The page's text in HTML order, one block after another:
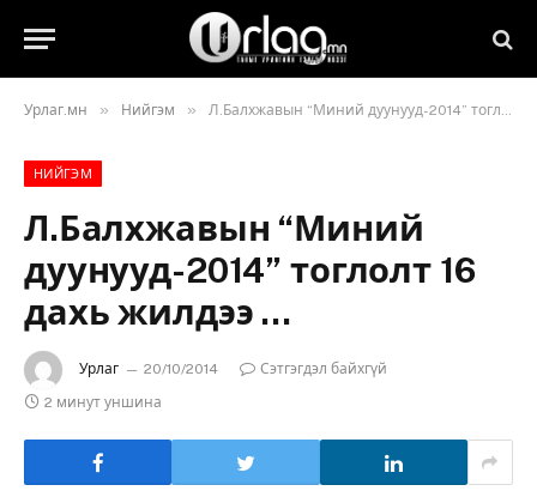
Урлаг.мн » Нийгэм » Л.Балхжавын “Миний дуунууд-2014” тоглолт 16 дахь жилдээ …
НИЙГЭМ
Л.Балхжавын “Миний
дуунууд-2014” тоглолт 16
дахь жилдээ …
Урлаг 20/10/2014
Сэтгэгдэл байхгүй
2 минут уншина